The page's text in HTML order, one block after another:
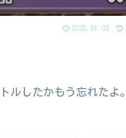
2025.01.02
ルしたかもう忘れたよ。